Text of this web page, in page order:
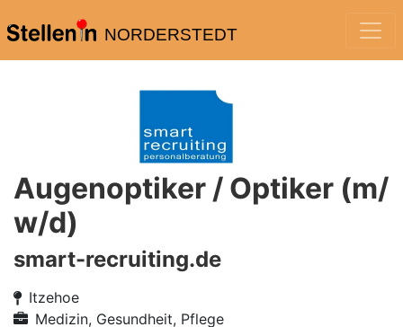
NORDERSTEDT
Augenoptiker / Optiker (m/
w/d)
smart-recruiting.de
Itzehoe
Medizin, Gesundheit, Pflege